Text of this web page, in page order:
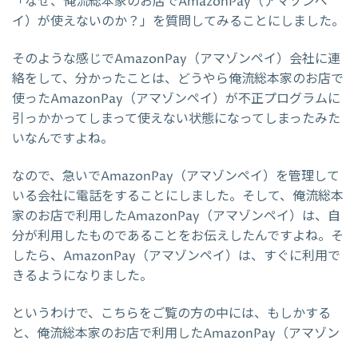
イ）が使えないのか？」を質問してみることにしました。
そのような感じでAmazonPay（アマゾンペイ）会社に連
絡をして、分かったことは、どうやら俺流総本家のお店で
使ったAmazonPay（アマゾンペイ）が不正プログラムに
引っかかってしまって使えない状態になってしまったみた
いなんですよね。
なので、急いでAmazonPay（アマゾンペイ）を管理して
いる会社に電話をすることにしました。そして、俺流総本
家のお店で利用したAmazonPay（アマゾンペイ）は、自
分が利用したものであることをお伝えしたんですよね。そ
したら、AmazonPay（アマゾンペイ）は、すぐに利用で
きるようになりました。
というわけで、こちらをご覧の方の中には、もしかする
と、俺流総本家のお店で利用したAmazonPay（アマゾン